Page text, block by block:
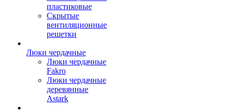
пластиковые
Скрытые
вентиляционные
решетки
Люки чердачные
Люки чердачные
Fakro
Люки чердачные
деревянные
Astark